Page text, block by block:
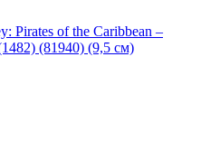
Pirates of the Caribbean –
(81940) (9,5 см)